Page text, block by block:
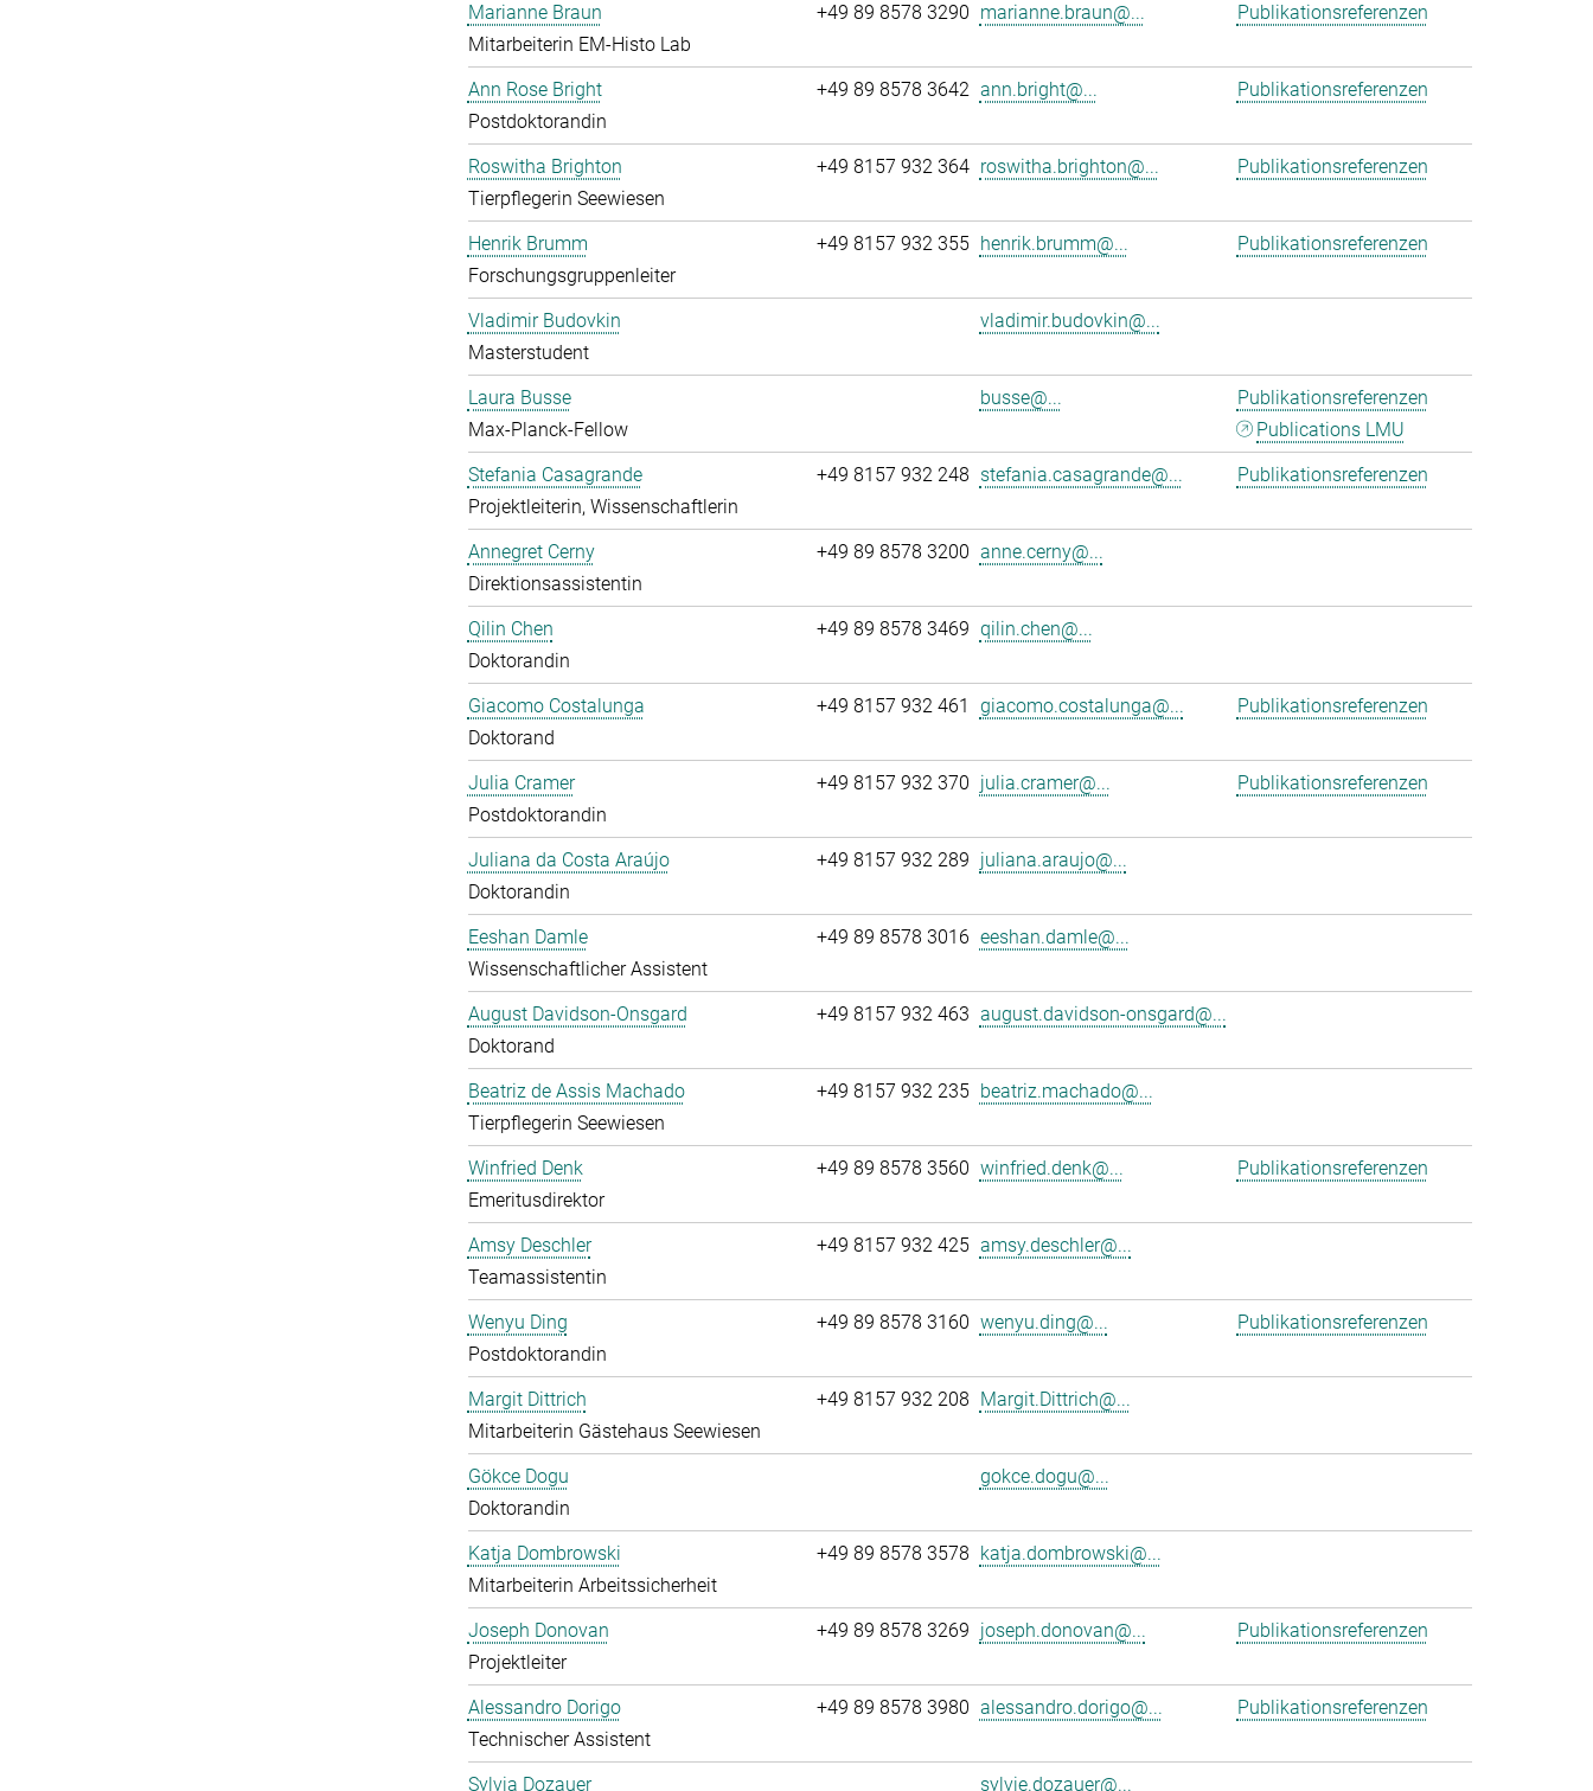
Marianne Braun
Mitarbeiterin EM-Histo Lab
+49 89 8578 3290 marianne.braun@... Publikationsreferenzen
Ann Rose Bright
Postdoktorandin
+49 89 8578 3642 ann.bright@... Publikationsreferenzen
Roswitha Brighton
Tierpflegerin Seewiesen
+49 8157 932 364 roswitha.brighton@... Publikationsreferenzen
Henrik Brumm
Forschungsgruppenleiter
+49 8157 932 355 henrik.brumm@... Publikationsreferenzen
Vladimir Budovkin
Masterstudent
vladimir.budovkin@...
Laura Busse
Max-Planck-Fellow
busse@...
Publikationsreferenzen
Publications LMU
Stefania Casagrande
Projektleiterin, Wissenschaftlerin
+49 8157 932 248 stefania.casagrande@... Publikationsreferenzen
Annegret Cerny
Direktionsassistentin
+49 89 8578 3200 anne.cerny@...
Qilin Chen
Doktorandin
+49 89 8578 3469 qilin.chen@...
Giacomo Costalunga
Doktorand
+49 8157 932 461 giacomo.costalunga@... Publikationsreferenzen
Julia Cramer
Postdoktorandin
+49 8157 932 370 julia.cramer@... Publikationsreferenzen
Juliana da Costa Araújo
Doktorandin
+49 8157 932 289 juliana.araujo@...
Eeshan Damle
Wissenschaftlicher Assistent
+49 89 8578 3016 eeshan.damle@...
August Davidson-Onsgard
Doktorand
+49 8157 932 463 august.davidson-onsgard@...
Beatriz de Assis Machado
Tierpflegerin Seewiesen
+49 8157 932 235 beatriz.machado@...
Winfried Denk
Emeritusdirektor
+49 89 8578 3560 winfried.denk@... Publikationsreferenzen
Amsy Deschler
Teamassistentin
+49 8157 932 425 amsy.deschler@...
Wenyu Ding
Postdoktorandin
+49 89 8578 3160 wenyu.ding@... Publikationsreferenzen
Margit Dittrich
Mitarbeiterin Gästehaus Seewiesen
+49 8157 932 208 Margit.Dittrich@...
Gökce Dogu
Doktorandin
gokce.dogu@...
Katja Dombrowski
Mitarbeiterin Arbeitssicherheit
+49 89 8578 3578 katja.dombrowski@...
Joseph Donovan
Projektleiter
+49 89 8578 3269 joseph.donovan@... Publikationsreferenzen
Alessandro Dorigo
Technischer Assistent
+49 89 8578 3980 alessandro.dorigo@... Publikationsreferenzen
Sylvia Dozauer sylvie.dozauer@...